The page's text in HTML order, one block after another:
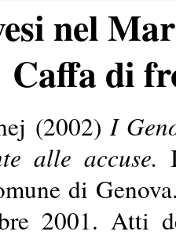
nel
Caffa di
(2002)I
alle accuse.
di
2001. Atti